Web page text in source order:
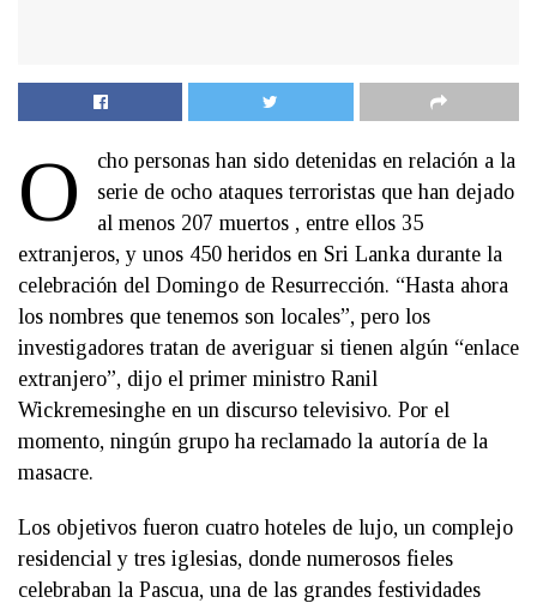
O
cho personas han sido detenidas en relación a la
serie de ocho ataques terroristas que han dejado
al menos 207 muertos , entre ellos 35
extranjeros, y unos 450 heridos en Sri Lanka durante la
celebración del Domingo de Resurrección. “Hasta ahora
los nombres que tenemos son locales”, pero los
investigadores tratan de averiguar si tienen algún “enlace
extranjero”, dijo el primer ministro Ranil
Wickremesinghe en un discurso televisivo. Por el
momento, ningún grupo ha reclamado la autoría de la
masacre.
Los objetivos fueron cuatro hoteles de lujo, un complejo
residencial y tres iglesias, donde numerosos fieles
celebraban la Pascua, una de las grandes festividades